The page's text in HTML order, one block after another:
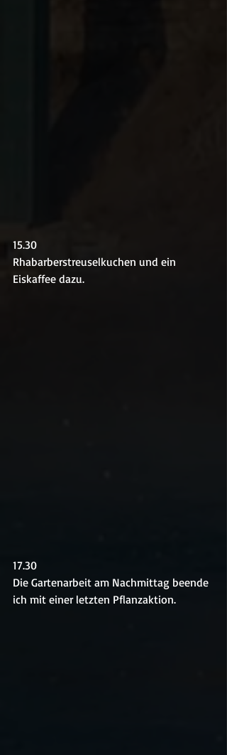
15.30
Rhabarberstreuselkuchen und ein
Eiskaffee dazu.
17.30
Die Gartenarbeit am Nachmittag beende
ich mit einer letzten Pflanzaktion.